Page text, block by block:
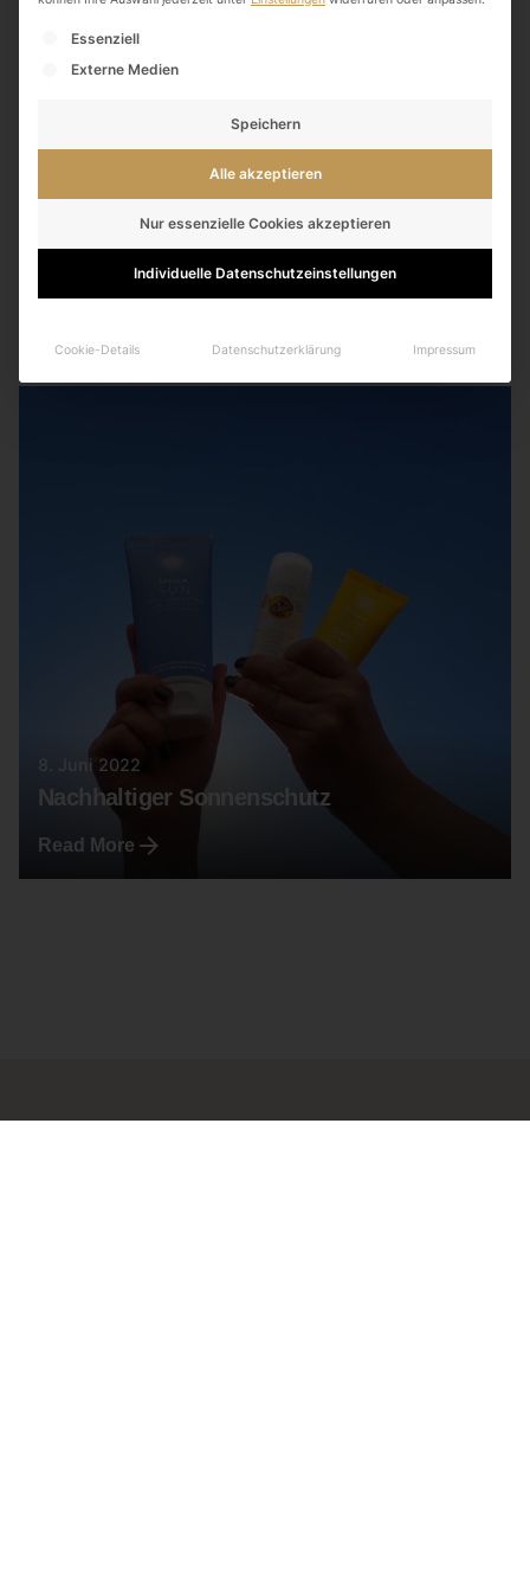
11. Juni 2022
Nachhaltige Nagellacke
8. Juni 2022
Nachhaltiger Sonnenschutz
Read More
Es folgt eine Liste der Service-Gruppen, für die
Essenziell
Externe Medien
Speichern
Alle akzeptieren
Nur essenzielle Cookies akzeptieren
Individuelle Datenschutzeinstellungen
Cookie-Details Datenschutzerklärung Impressum